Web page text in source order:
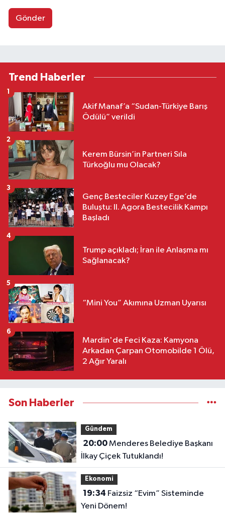
Gönder
Trend Haberler
Akif Manaf’a “Sudan-Türkiye Barış
Ödülü” verildi
1
Kerem Bürsin’in Partneri Sıla
Türkoğlu mu Olacak?
2
Genç Besteciler Kuzey Ege’de
Buluştu: II. Agora Bestecilik Kampı
Başladı
3
Trump açıkladı; İran ile Anlaşma mı
Sağlanacak?
4
“Mini You” Akımına Uzman Uyarısı
5
Mardin'de Feci Kaza: Kamyona
Arkadan Çarpan Otomobilde 1 Ölü,
2 Ağır Yaralı
6
Son Haberler
Gündem
20:00Menderes Belediye Başkanı
İlkay Çiçek Tutuklandı!
Ekonomi
19:34
Yeni Dönem!